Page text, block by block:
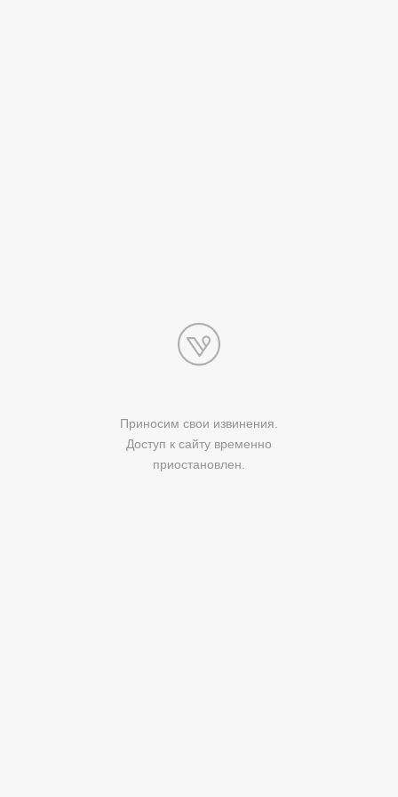
Приносим свои извинения.
Доступ к сайту временно
приостановлен.